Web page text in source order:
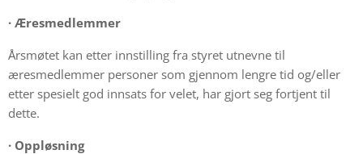
· Æresmedlemmer
Årsmøtet kan etter innstilling fra styret utnevne til
æresmedlemmer personer som gjennom lengre tid og/eller
etter spesielt god innsats for velet, har gjort seg fortjent til
dette.
· Oppløsning